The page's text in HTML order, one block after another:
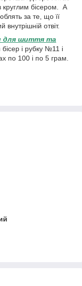
круглим бісером. А
за те, що її
внутрішній отвіт.
для шиття та
і рубку №11 і
по 100 і по 5 грам.